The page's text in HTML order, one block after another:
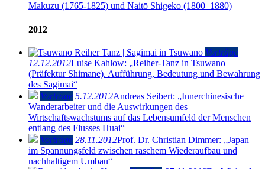
Makuzu (1765-1825) und Naitō Shigeko (1800–1880)
2012
Vorträge
12.12.2012Luise Kahlow: „Reiher-Tanz in Tsuwano
(Präfektur Shimane). Aufführung, Bedeutung und Bewahrung
des Sagimai“
Vorträge 5.12.2012Andreas Seibert: „Innerchinesische
Wanderarbeiter und die Auswirkungen des
Wirtschaftswachstums auf das Lebensumfeld der Menschen
entlang des Flusses Huai“
Vorträge 28.11.2012Prof. Dr. Christian Dimmer: „Japan
im Spannungsfeld zwischen raschem Wiederaufbau und
nachhaltigem Umbau“